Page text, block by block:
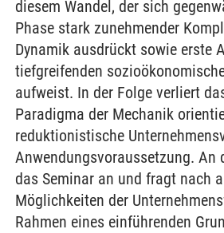
diesem Wandel, der sich
Phase stark zunehmender
Dynamik ausdrückt sowie erste
tiefgreifenden
aufweist. In der Folge verliert
Paradigma der Mechanik
reduktionistische
Anwendungsvoraussetzung. An
das Seminar an und fragt nach
Möglichkeiten der
Rahmen eines einführenden